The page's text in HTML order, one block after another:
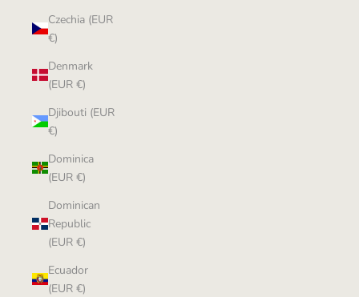
Czechia (EUR
€)
Denmark
(EUR €)
Djibouti (EUR
€)
Dominica
(EUR €)
Dominican
Republic
(EUR €)
Ecuador
(EUR €)